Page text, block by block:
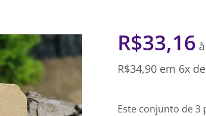
R$33,16
R$34,90 em 6x de
Este conjunto de 3